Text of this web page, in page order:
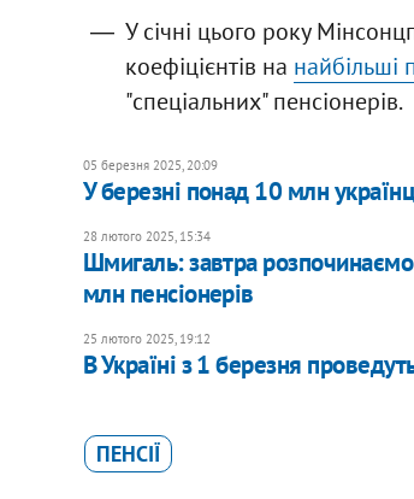
У січні цього року
коефіцієнтів на найбільші
"спеціальних" пенсіонерів.
05 березня 2025, 20:09
У березні понад 10 млн
28 лютого 2025, 15:34
Шмигаль: завтра
млн пенсіонерів
25 лютого 2025, 19:12
​В Україні з 1 березня
ПЕНСІЇ